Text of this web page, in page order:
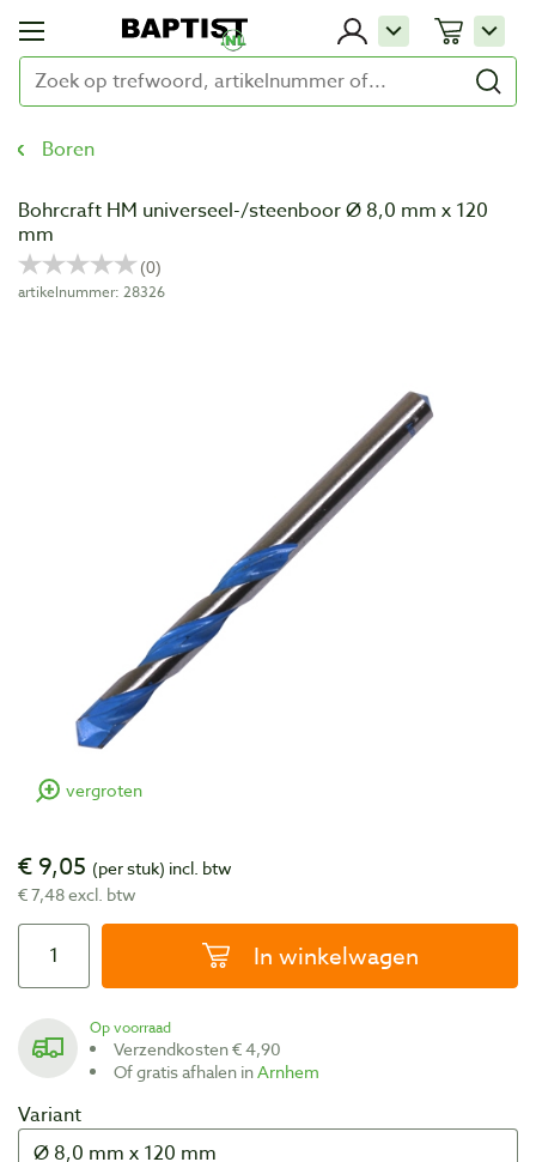
Boren
Bohrcraft HM universeel-/steenboor Ø 8,0 mm x 120
mm
artikelnummer: 28326
vergroten
€ 9,05 (per stuk) incl. btw
€ 7,48 excl. btw
In winkelwagen
Op voorraad
Verzendkosten € 4,90
Of gratis afhalen inArnhem
Variant